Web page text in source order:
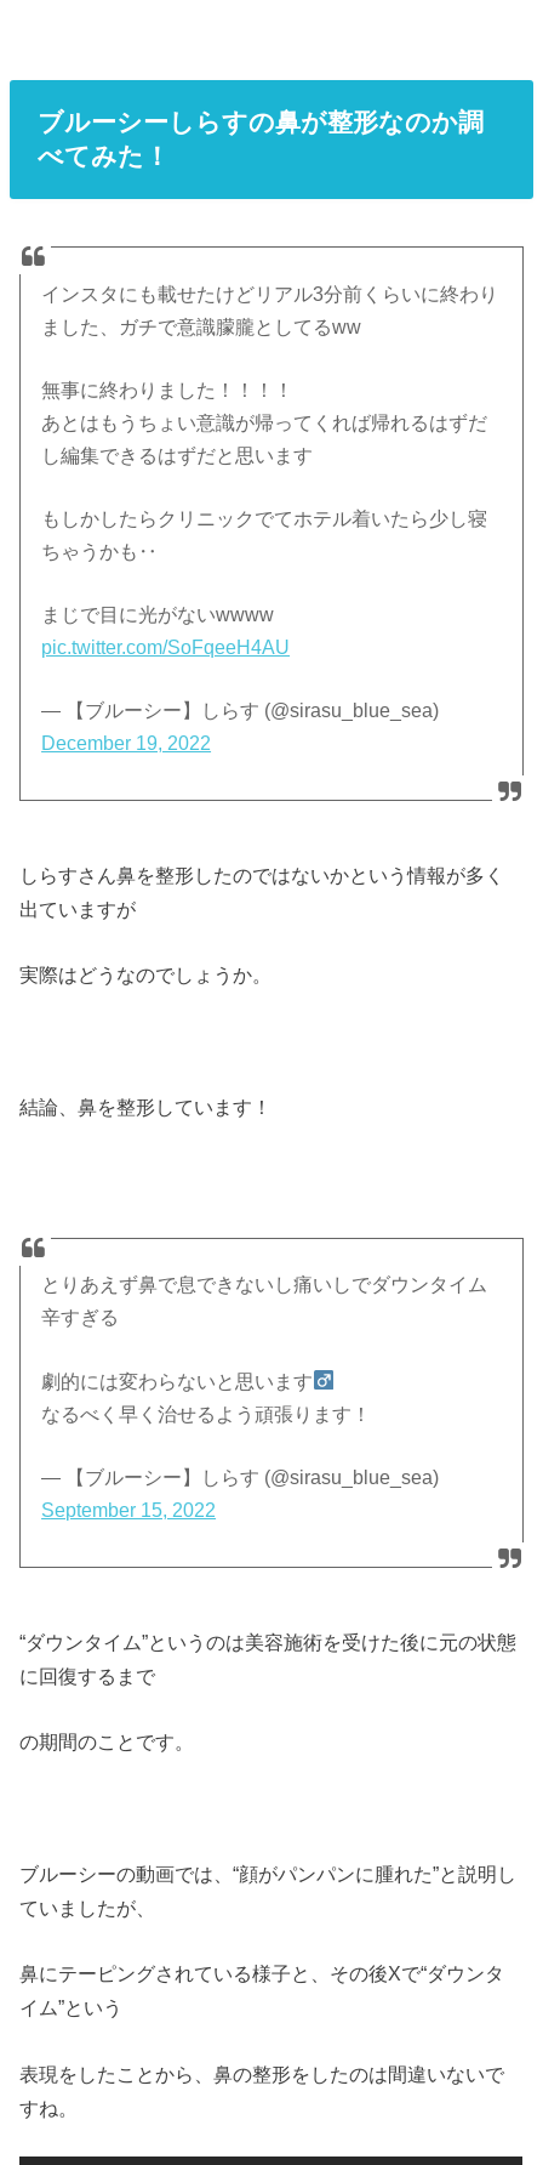
ブルーシーしらすの鼻が整形なのか調
べてみた！
インスタにも載せたけどリアル3分前くらいに終わり
ました、ガチで意識朦朧としてるww
無事に終わりました！！！！
あとはもうちょい意識が帰ってくれば帰れるはずだ
し編集できるはずだと思います
もしかしたらクリニックでてホテル着いたら少し寝
ちゃうかも‥
まじで目に光がないwwww
pic.twitter.com/SoFqeeH4AU
— 【ブルーシー】しらす (@sirasu_blue_sea)
December 19, 2022
しらすさん鼻を整形したのではないかという情報が多く
出ていますが
実際はどうなのでしょうか。
結論、鼻を整形しています！
とりあえず鼻で息できないし痛いしでダウンタイム
辛すぎる
劇的には変わらないと思います‍
なるべく早く治せるよう頑張ります！
— 【ブルーシー】しらす (@sirasu_blue_sea)
September 15, 2022
“ダウンタイム”というのは美容施術を受けた後に元の状態
に回復するまで
の期間のことです。
ブルーシーの動画では、“顔がパンパンに腫れた”と説明し
ていましたが、
鼻にテーピングされている様子と、その後Xで“ダウンタ
イム”という
表現をしたことから、鼻の整形をしたのは間違いないで
すね。